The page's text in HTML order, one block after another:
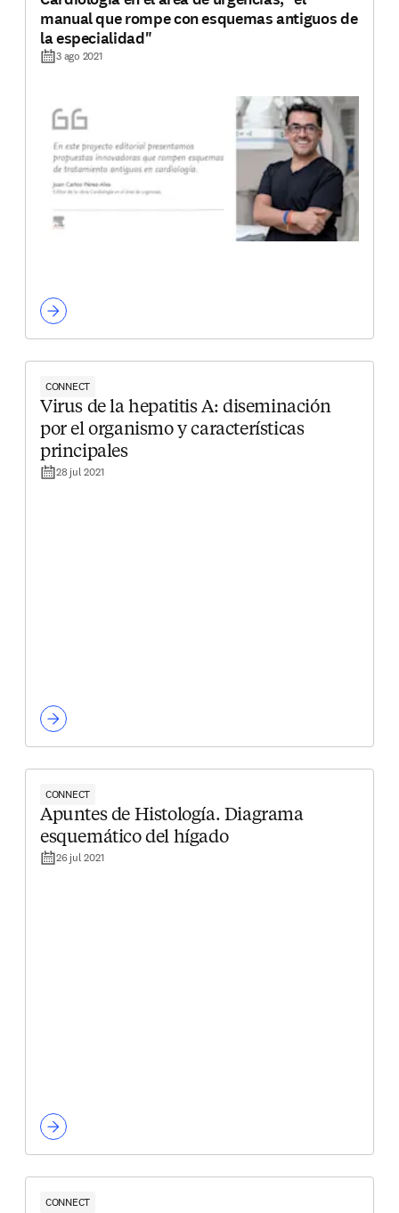
manual que rompe con esquemas antiguos de
la especialidad"
3 ago 2021
CONNECT
Virus de la hepatitis A: diseminación
por el organismo y características
principales
28 jul 2021
CONNECT
Apuntes de Histología. Diagrama
esquemático del hígado
26 jul 2021
CONNECT